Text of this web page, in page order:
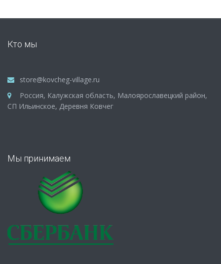
Кто мы
store@kovcheg-village.ru
Россия, Калужская область, Малоярославецкий район,
СП Ильинское, Деревня Ковчег
Мы принимаем